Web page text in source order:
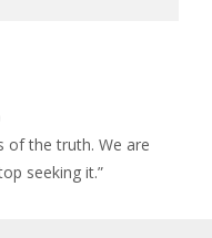
of the truth. We are
seeking it.”